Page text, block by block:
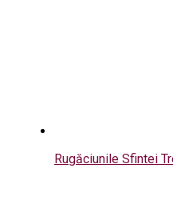
Rugăciunile Sfintei